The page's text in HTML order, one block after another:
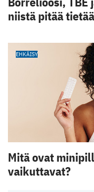
niistä pitää
EHKÄISY
Mitä ovat
vaikuttavat?